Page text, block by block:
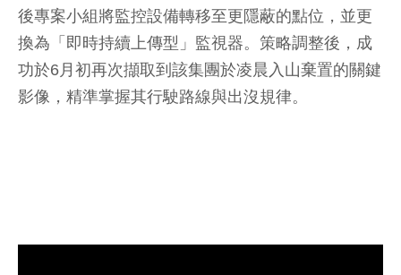
後專案小組將監控設備轉移至更隱蔽的點位，並更
換為「即時持續上傳型」監視器。策略調整後，成
功於6月初再次擷取到該集團於凌晨入山棄置的關鍵
影像，精準掌握其行駛路線與出沒規律。